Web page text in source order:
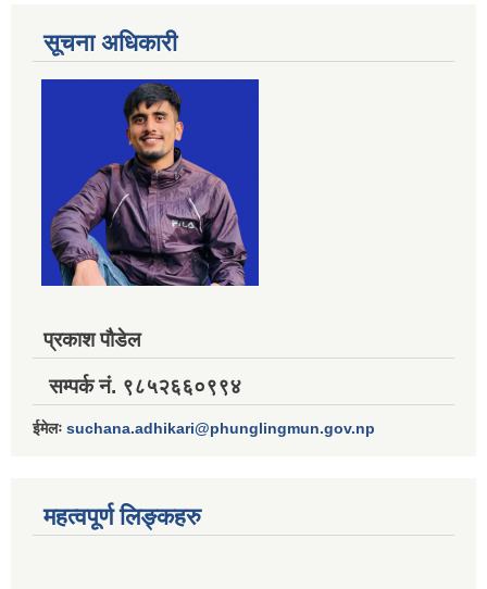
सूचना अधिकारी
प्रकाश पौडेल
सम्पर्क नं. ९८५२६६०९९४
ईमेलः suchana.adhikari@phunglingmun.gov.np
महत्वपूर्ण लिङ्कहरु